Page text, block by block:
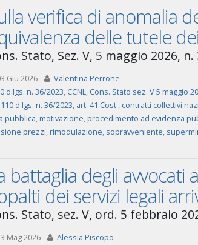
verifica di anomalia
delle tutele
Stato, Sez. V, 5 maggio 2026, n.
Giu 2026
Valentina Perrone
d.lgs. n. 36/2023, CCNL, Cons. Stato sez. V 5 maggio
d.lgs. n. 36/2023, art. 41 Cost., contratti collettivi
pubblica,motivazione,procedimento ad evidenza
prezzi,rimodulazione, sopravveniente,
battaglia degli avvocati
dei servizi legali
Stato, sez. V, ord. 5 febbraio
Mag 2026
Alessia Piscopo